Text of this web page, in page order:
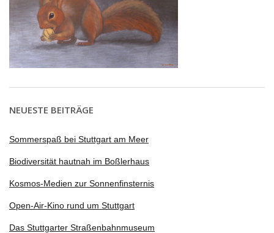
NEUESTE BEITRÄGE
Sommerspaß bei Stuttgart am Meer
Biodiversität hautnah im Boßlerhaus
Kosmos-Medien zur Sonnenfinsternis
Open-Air-Kino rund um Stuttgart
Das Stuttgarter Straßenbahnmuseum